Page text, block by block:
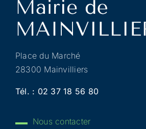
Place du Marché
28300 Mainvilliers
Tél. : 02 37 18 56 80
Nous contacter